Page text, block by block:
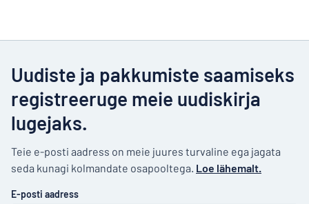
Uudiste ja pakkumiste saamiseks
registreeruge meie uudiskirja
lugejaks.
Teie e-posti aadress on meie juures turvaline ega jagata
seda kunagi kolmandate osapooltega. Loe lähemalt.
E-posti aadress